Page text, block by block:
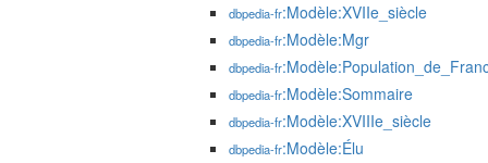
dbpedia-fr:Modèle:XVIIe_siècle
dbpedia-fr:Modèle:Mgr
dbpedia-fr
dbpedia-fr:Modèle:Sommaire
dbpedia-fr:Modèle:XVIIIe_siècle
dbpedia-fr:Modèle:Élu